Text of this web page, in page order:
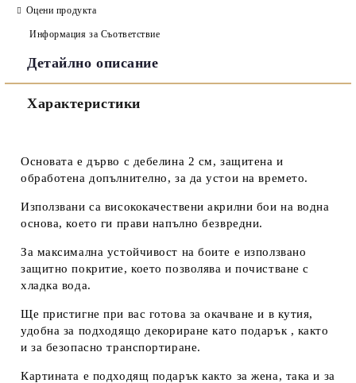
Ние ще се свържем с вас в рамките на работния ден.
Оцени продукта
Информация за Съответствие
Детайлно описание
Характеристики
Основата е дърво с дебелина 2 см, защитена и
обработена допълнително, за да устои на времето.
Използвани са висококачествени акрилни бои на водна
основа, което ги прави напълно безвредни.
За максимална устойчивост на боите е използвано
защитно покритие, което позволява и почистване с
хладка вода.
Ще пристигне при вас готова за окачване и в кутия,
удобна за подходящо декориране като подарък , както
и за безопасно транспортиране.
Картината е подходящ подарък както за жена, така и за